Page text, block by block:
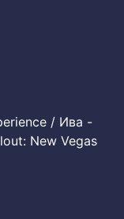
/ Ива -
New Vegas